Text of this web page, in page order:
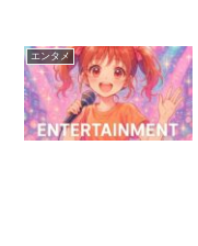
エンタメ